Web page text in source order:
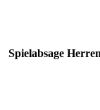
Spielabsage